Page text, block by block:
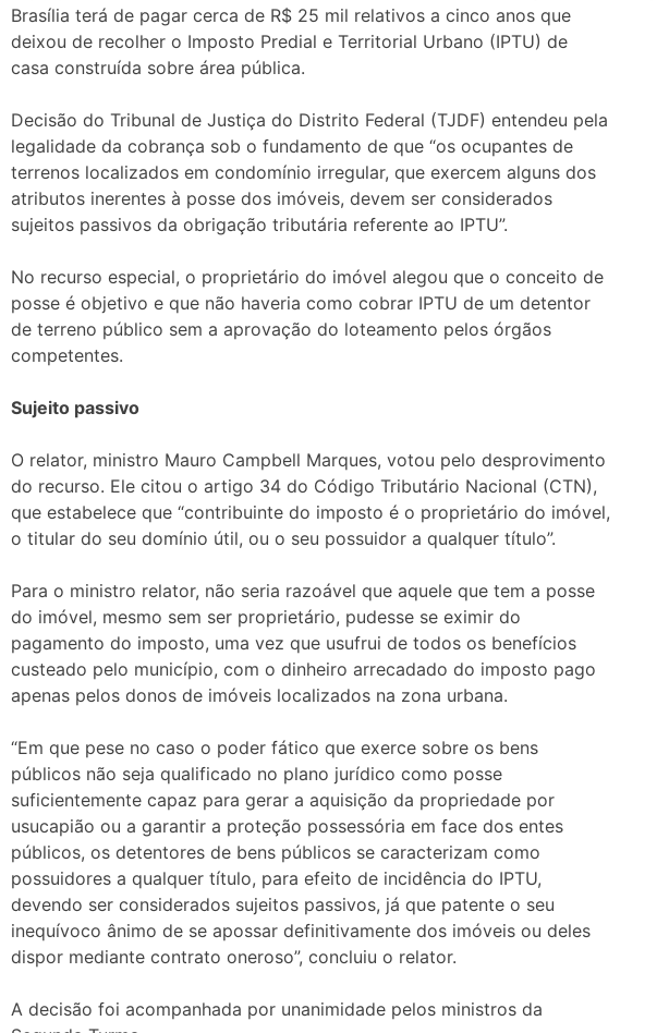
Brasília terá de pagar cerca de R$ 25 mil relativos a cinco anos que
deixou de recolher o Imposto Predial e Territorial Urbano (IPTU) de
casa construída sobre área pública.
Decisão do Tribunal de Justiça do Distrito Federal (TJDF) entendeu pela
legalidade da cobrança sob o fundamento de que “os ocupantes de
terrenos localizados em condomínio irregular, que exercem alguns dos
atributos inerentes à posse dos imóveis, devem ser considerados
sujeitos passivos da obrigação tributária referente ao IPTU”.
No recurso especial, o proprietário do imóvel alegou que o conceito de
posse é objetivo e que não haveria como cobrar IPTU de um detentor
de terreno público sem a aprovação do loteamento pelos órgãos
competentes.
Sujeito passivo
O relator, ministro Mauro Campbell Marques, votou pelo desprovimento
do recurso. Ele citou o artigo 34 do Código Tributário Nacional (CTN),
que estabelece que “contribuinte do imposto é o proprietário do imóvel,
o titular do seu domínio útil, ou o seu possuidor a qualquer título”.
Para o ministro relator, não seria razoável que aquele que tem a posse
do imóvel, mesmo sem ser proprietário, pudesse se eximir do
pagamento do imposto, uma vez que usufrui de todos os benefícios
custeado pelo município, com o dinheiro arrecadado do imposto pago
apenas pelos donos de imóveis localizados na zona urbana.
“Em que pese no caso o poder fático que exerce sobre os bens
públicos não seja qualificado no plano jurídico como posse
suficientemente capaz para gerar a aquisição da propriedade por
usucapião ou a garantir a proteção possessória em face dos entes
públicos, os detentores de bens públicos se caracterizam como
possuidores a qualquer título, para efeito de incidência do IPTU,
devendo ser considerados sujeitos passivos, já que patente o seu
inequívoco ânimo de se apossar definitivamente dos imóveis ou deles
dispor mediante contrato oneroso”, concluiu o relator.
A decisão foi acompanhada por unanimidade pelos ministros da